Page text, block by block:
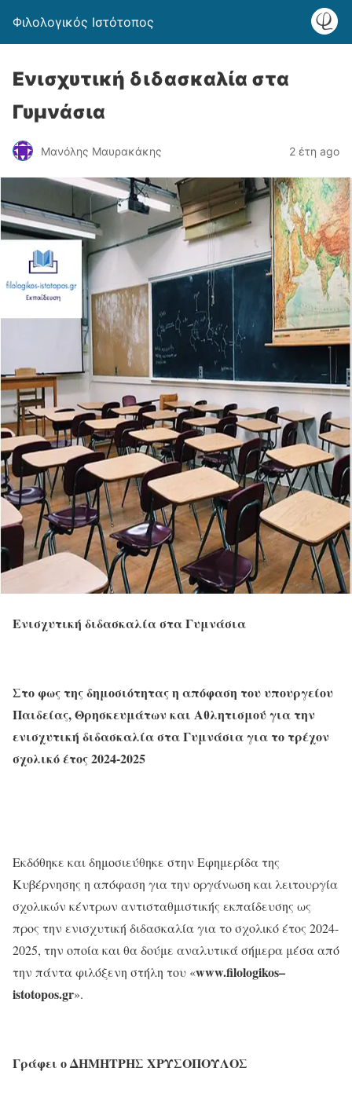
Φιλολογικός Ιστότοπος
Ενισχυτική διδασκαλία στα
Γυμνάσια
Μανόλης Μαυρακάκης 2 έτη ago
Ενισχυτική διδασκαλία στα Γυμνάσια
Στο φως της δημοσιότητας η απόφαση του υπουργείου
Παιδείας, Θρησκευμάτων και Αθλητισμού για την
ενισχυτική διδασκαλία στα Γυμνάσια για το τρέχον
σχολικό έτος 2024-2025
Εκδόθηκε και δημοσιεύθηκε στην Εφημερίδα της
Κυβέρνησης η απόφαση για την οργάνωση και λειτουργία
σχολικών κέντρων αντισταθμιστικής εκπαίδευσης ως
προς την ενισχυτική διδασκαλία για το σχολικό έτος 2024-
2025, την οποία και θα δούμε αναλυτικά σήμερα μέσα από
την πάντα φιλόξενη στήλη του «www.filologikos–
istotopos.gr».
Γράφει οΔΗΜΗΤΡΗΣ ΧΡΥΣΟΠΟΥΛΟΣ